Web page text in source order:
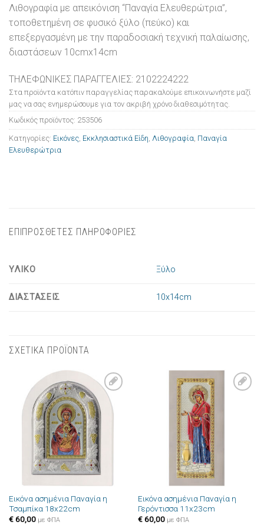
Λιθογραφία με απεικόνιση “Παναγία Ελευθερώτρια”,
τοποθετημένη σε φυσικό ξύλο (πεύκο) και
επεξεργασμένη με την παραδοσιακή τεχνική παλαίωσης,
διαστάσεων 10cmx14cm
ΤΗΛΕΦΩΝΙΚΕΣ ΠΑΡΑΓΓΕΛΙΕΣ: 2102224222
Στα προϊόντα κατόπιν παραγγελίας παρακαλούμε επικοινωνήστε μαζί
μας να σας ενημερώσουμε για τον ακριβή χρόνο διαθεσιμότητας.
Κωδικός προϊόντος: 253506
Κατηγορίες: Εικόνες Εκκλησιαστικά Είδη Λιθογραφία Παναγία
Ελευθερώτρια
ΕΠΙΠΡΟΣΘΕΤΕΣ ΠΛΗΡΟΦΟΡΙΕΣ
ΥΛΙΚΟ Ξύλο
ΔΙΑΣΤΑΣΕΙΣ 10x14cm
ΣΧΕΤΙΚΑ ΠΡΟΪΟΝΤΑ
Πρόσθήκη
στην λίστα
επιθυμιών
Εικόνα ασημένια Παναγία η
Τσαμπίκα 18x22cm
€60,00 με ΦΠΑ
Εικόνα ασημένια Παναγία η
Γερόντισσα 11x23cm
€60,00 με ΦΠΑ